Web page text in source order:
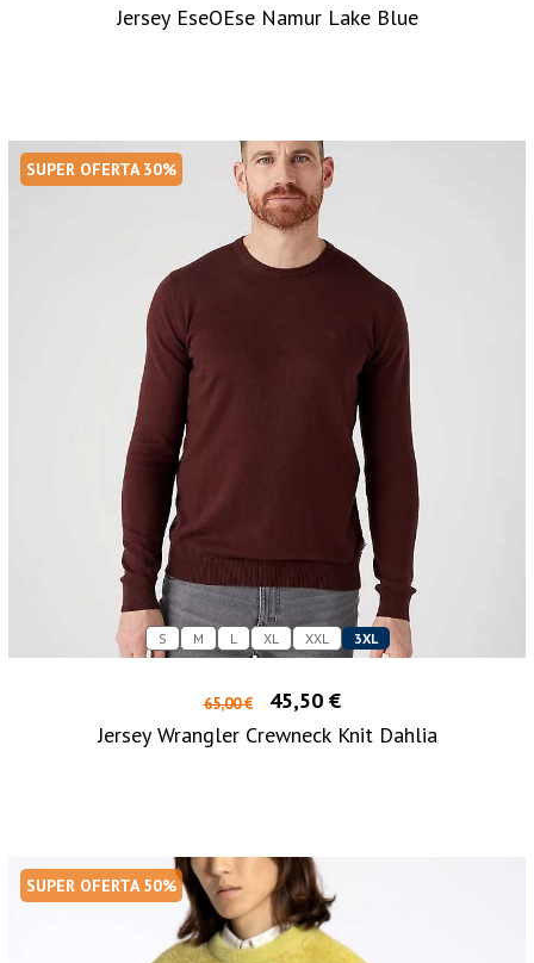
Jersey EseOEse Namur Lake Blue
SUPER OFERTA 30%
S M L XL XXL 3XL
65,00 €
45,50 €
Jersey Wrangler Crewneck Knit Dahlia
SUPER OFERTA 50%